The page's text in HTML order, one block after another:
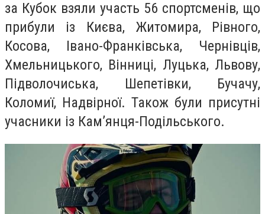
за Кубок взяли участь 56 спортсменів, що
прибули із Києва, Житомира, Рівного,
Косова, Івано-Франківська, Чернівців,
Хмельницького, Вінниці, Луцька, Львову,
Підволочиська, Шепетівки, Бучачу,
Коломиї, Надвірної. Також були присутні
учасники із Кам’янця-Подільського.